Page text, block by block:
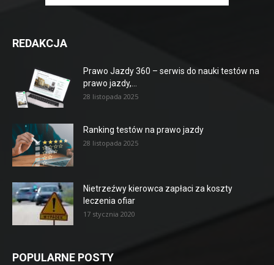
REDAKCJA
Prawo Jazdy 360 – serwis do nauki testów na
prawo jazdy,...
28 listopada 2025
Ranking testów na prawo jazdy
28 listopada 2025
Nietrzeźwy kierowca zapłaci za koszty
leczenia ofiar
17 stycznia 2020
POPULARNE POSTY